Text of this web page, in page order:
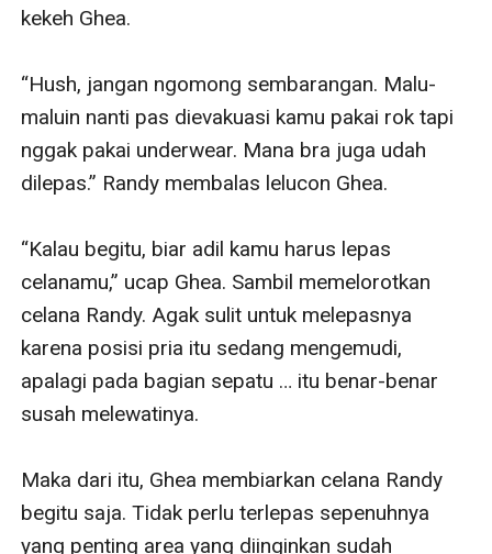
kekeh Ghea.
“Hush, jangan ngomong sembarangan. Malu-
maluin nanti pas dievakuasi kamu pakai rok tapi
nggak pakai underwear. Mana bra juga udah
dilepas.” Randy membalas lelucon Ghea.
“Kalau begitu, biar adil kamu harus lepas
celanamu,” ucap Ghea. Sambil memelorotkan
celana Randy. Agak sulit untuk melepasnya
karena posisi pria itu sedang mengemudi,
apalagi pada bagian sepatu … itu benar-benar
susah melewatinya.
Maka dari itu, Ghea membiarkan celana Randy
begitu saja. Tidak perlu terlepas sepenuhnya
yang penting area yang diinginkan sudah